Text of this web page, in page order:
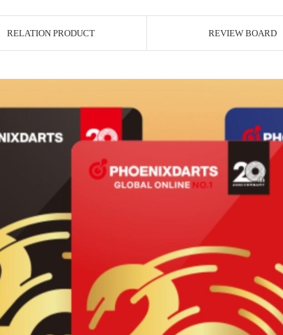
RELATION PRODUCT REVIEW BOARD